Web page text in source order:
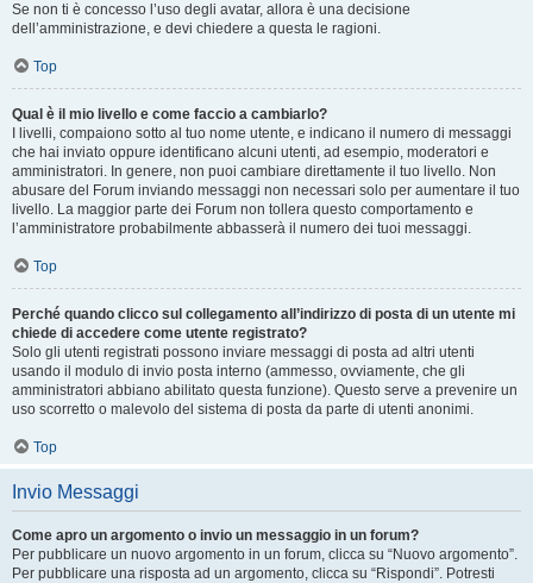
Se non ti è concesso l’uso degli avatar, allora è una decisione
dell’amministrazione, e devi chiedere a questa le ragioni.
Top
Qual è il mio livello e come faccio a cambiarlo?
I livelli, compaiono sotto al tuo nome utente, e indicano il numero di messaggi
che hai inviato oppure identificano alcuni utenti, ad esempio, moderatori e
amministratori. In genere, non puoi cambiare direttamente il tuo livello. Non
abusare del Forum inviando messaggi non necessari solo per aumentare il tuo
livello. La maggior parte dei Forum non tollera questo comportamento e
l’amministratore probabilmente abbasserà il numero dei tuoi messaggi.
Top
Perché quando clicco sul collegamento all’indirizzo di posta di un utente mi
chiede di accedere come utente registrato?
Solo gli utenti registrati possono inviare messaggi di posta ad altri utenti
usando il modulo di invio posta interno (ammesso, ovviamente, che gli
amministratori abbiano abilitato questa funzione). Questo serve a prevenire un
uso scorretto o malevolo del sistema di posta da parte di utenti anonimi.
Top
Invio Messaggi
Come apro un argomento o invio un messaggio in un forum?
Per pubblicare un nuovo argomento in un forum, clicca su “Nuovo argomento”.
Per pubblicare una risposta ad un argomento, clicca su “Rispondi”. Potresti